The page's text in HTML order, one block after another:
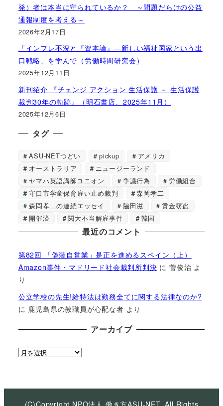
発）者は本当に守られているか？ ～問題だらけの公益
通報制度を考える～
2026年2月17日
「インフレ不況と『資本論』―新しい福祉国家という出
口戦略」を学んで（労働時間研究会）
2025年12月11日
新刊紹介 『チェンジ アクション 生活保護 － 生活保護
裁判30年の軌跡』（明石書店、2025年11月）
2025年12月6日
タグ
ASU-NETつどい pickup
アメリカ
オーストラリア
ニュージーランド
ヤマハ英語講師ユニオン
争議行為
労働組合
守口市学童保育雇い止め裁判
森岡孝二
森岡孝二の連続エッセイ
脇田滋
賃金窃盗
開催済
関大不当解雇事件 韓国
最近のコメント
第82回 「偽装自営業」是正を進めるスペイン（上）
Amazon事件・マドリード社会裁判所判決 に菅俊治 よ
り
公立学校の先生!給特法は勤務全てに関する法律なのか?
に 鹿児島県の教職員が心配な者 より
アーカイブ
ア
イ
(C)Copyright NPO法人 働き方ASU-NET, All Rights